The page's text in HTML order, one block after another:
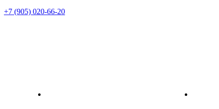
+7 (905) 020-66-20